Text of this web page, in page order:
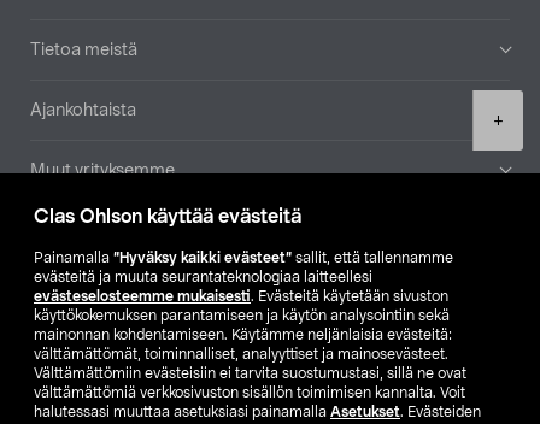
Clas Ohlson käyttää evästeitä
Painamalla ”Hyväksy kaikki evästeet” sallit, että tallennamme
evästeitä ja muuta seurantateknologiaa laitteellesi
evästeselosteemme mukaisesti. Evästeitä käytetään sivuston
käyttökokemuksen parantamiseen ja käytön analysointiin sekä
mainonnan kohdentamiseen. Käytämme neljänlaisia evästeitä:
välttämättömät, toiminnalliset, analyyttiset ja mainosevästeet.
Välttämättömiin evästeisiin ei tarvita suostumustasi, sillä ne ovat
välttämättömiä verkkosivuston sisällön toimimisen kannalta. Voit
halutessasi muuttaa asetuksiasi painamalla Asetukset. Evästeiden
+
Tietoa meistä
Ajankohtaista
Muut yrityksemme
Etsi myymälä
SE NO FI
FI SV